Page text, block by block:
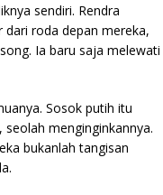
sendiri. Rendra
roda depan mereka,
Ia baru saja melewati
Sosok putih itu
menginginkannya.
bukanlah tangisan